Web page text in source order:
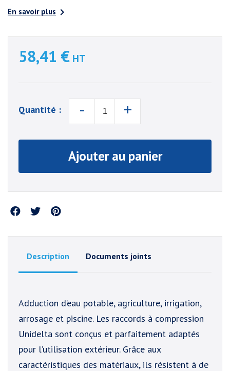
En savoir plus 
58,41 € HT
Quantité : - +
Ajouter au panier
Partager
Description Documents joints
Adduction d’eau potable, agriculture, irrigation,
arrosage et piscine. Les raccords à compression
Unidelta sont conçus et parfaitement adaptés
pour l’utilisation extérieur. Grâce aux
caractéristiques des matériaux, ils résistent à de